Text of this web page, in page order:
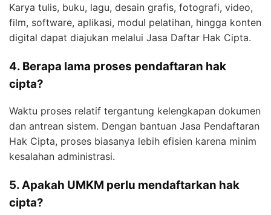
Karya tulis, buku, lagu, desain grafis, fotografi, video,
film, software, aplikasi, modul pelatihan, hingga konten
digital dapat diajukan melalui Jasa Daftar Hak Cipta.
4. Berapa lama proses pendaftaran hak
cipta?
Waktu proses relatif tergantung kelengkapan dokumen
dan antrean sistem. Dengan bantuan Jasa Pendaftaran
Hak Cipta, proses biasanya lebih efisien karena minim
kesalahan administrasi.
5. Apakah UMKM perlu mendaftarkan hak
cipta?